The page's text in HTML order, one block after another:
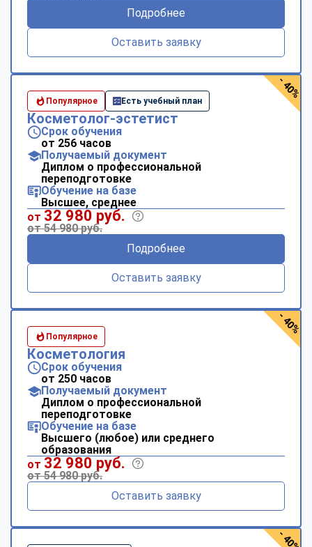
Подробнее
Оставить заявку
Популярное Есть учебный план
Косметолог-эстетист
Срок обучения
от 256 часов
Получаемый документ
Диплом о профессиональной
переподготовке
Обучение на базе
Высшее, среднее
от 32 980 руб.
от 54 980 руб.
Подробнее
Оставить заявку
- 40%
Популярное
Косметология
Срок обучения
от 250 часов
Получаемый документ
Диплом о профессиональной
переподготовке
Обучение на базе
Высшего (любое) или среднего
образования
от 32 980 руб.
от 54 980 руб.
Оставить заявку
- 40%
- 40%